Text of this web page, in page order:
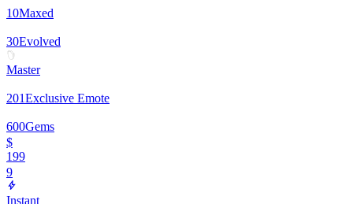
10Maxed
30Evolved
Master
201Exclusive Emote
600Gems
$
199
9
Instant